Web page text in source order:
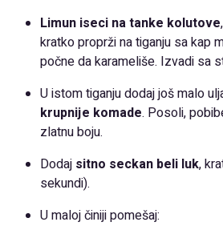
Limun iseci na tanke kolutove
kratko proprži na tiganju sa kap
počne da karameliše. Izvadi sa
U istom tiganju dodaj još malo
krupnije komade. Posoli,
zlatnu boju.
Dodaj sitno seckan beli luk,
sekundi).
U maloj činiji pomešaj: